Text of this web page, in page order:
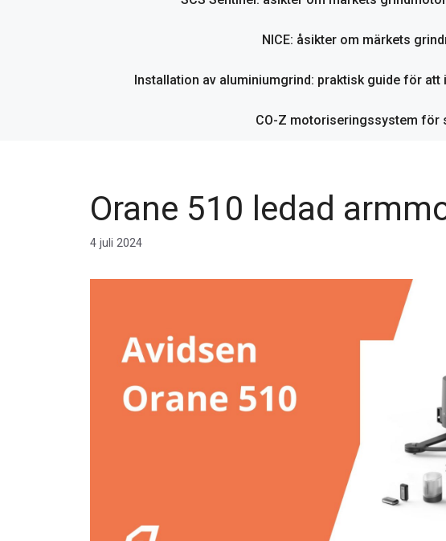
NICE: åsikter om märkets
Installation av aluminiumgrind: praktisk guide för
CO-Z motoriseringssystem för
Orane 510 ledad
4 juli 2024